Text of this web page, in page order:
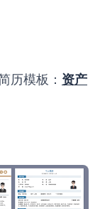
历模板： 资产